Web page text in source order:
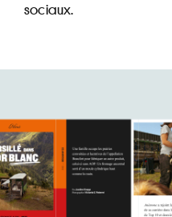
sociaux.